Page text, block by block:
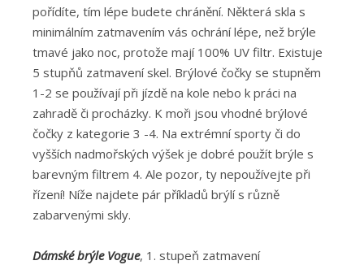
pořídíte, tím lépe budete chránění. Některá skla s
minimálním zatmavením vás ochrání lépe, než brýle
tmavé jako noc, protože mají 100% UV filtr. Existuje
5 stupňů zatmavení skel. Brýlové čočky se stupněm
1-2 se používají při jízdě na kole nebo k práci na
zahradě či procházky. K moři jsou vhodné brýlové
čočky z kategorie 3 -4. Na extrémní sporty či do
vyšších nadmořských výšek je dobré použít brýle s
barevným filtrem 4. Ale pozor, ty nepoužívejte při
řízení! Níže najdete pár příkladů brýlí s různě
zabarvenými skly.
Dámské brýle Vogue, 1. stupeň zatmavení